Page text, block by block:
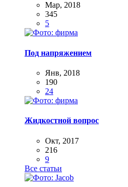
Мар, 2018
345
5
Под напряжением
Янв, 2018
190
24
Жидкостной вопрос
Окт, 2017
216
9
Все статьи